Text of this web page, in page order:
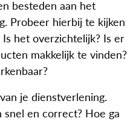
besteden aan het
Probeer hierbij te kijken
het overzichtelijk? Is er
makkelijk te vinden?
je dienstverlening.
en correct? Hoe ga